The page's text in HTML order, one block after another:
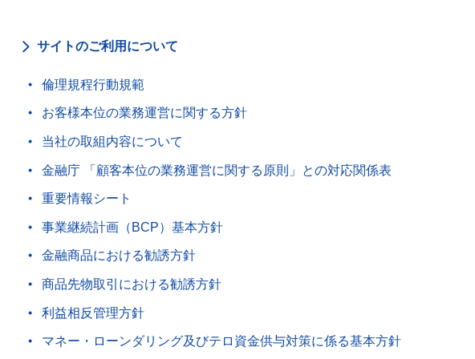
サイトのご利用について
倫理規程行動規範
お客様本位の業務運営に関する方針
当社の取組内容について
金融庁 「顧客本位の業務運営に関する原則」との対応関係表
重要情報シート
事業継続計画（BCP）基本方針
金融商品における勧誘方針
商品先物取引における勧誘方針
利益相反管理方針
マネー・ローンダリング及びテロ資金供与対策に係る基本方針